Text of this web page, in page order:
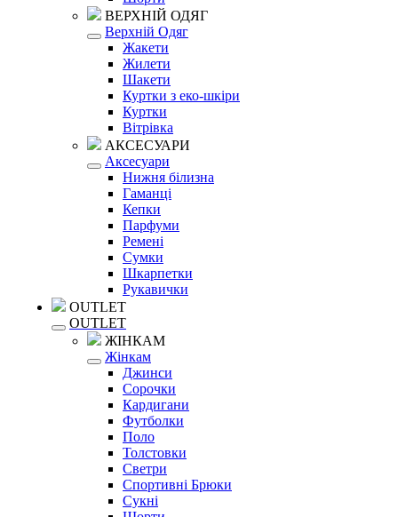
ВЕРХНІЙ ОДЯГ
Верхній Одяг
Жакети
Жилети
Шакети
Куртки з еко-шкіри
Куртки
Вітрівка
АКСЕСУАРИ
Аксесуари
Нижня білизна
Гаманці
Кепки
Парфуми
Ремені
Сумки
Шкарпетки
Рукавички
OUTLET
OUTLET
ЖІНКАМ
Жінкам
Джинси
Сорочки
Кардигани
Футболки
Поло
Толстовки
Светри
Спортивні Брюки
Сукні